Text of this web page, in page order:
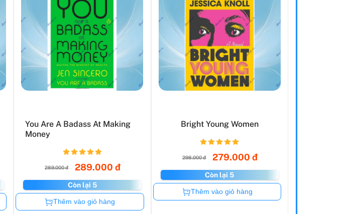
You Are A Badass At Making
Money
289.000 đ 289.000 đ
Còn lại 5
Còn hàng
Thêm vào giỏ hàng
Bright Young Women
298.000 đ 279.000 đ
Còn lại 5
Còn hàng
Thêm vào giỏ hàng